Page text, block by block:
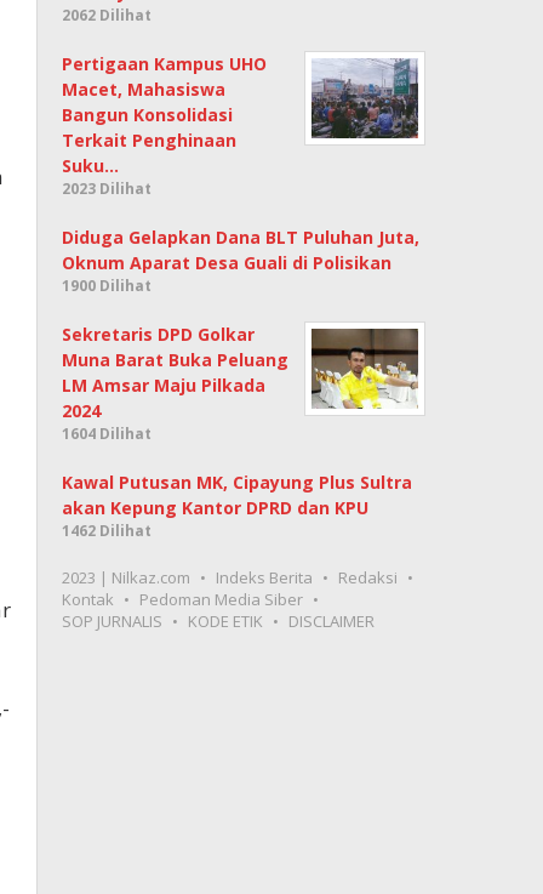
2062 Dilihat
Pertigaan Kampus UHO
Macet, Mahasiswa
Bangun Konsolidasi
Terkait Penghinaan
Suku…
2023 Dilihat
Diduga Gelapkan Dana BLT Puluhan Juta,
Oknum Aparat Desa Guali di Polisikan
1900 Dilihat
Sekretaris DPD Golkar
Muna Barat Buka Peluang
LM Amsar Maju Pilkada
2024
1604 Dilihat
Kawal Putusan MK, Cipayung Plus Sultra
akan Kepung Kantor DPRD dan KPU
1462 Dilihat
2023 | Nilkaz.com Indeks Berita
Redaksi
Kontak
Pedoman Media Siber
SOP JURNALIS
KODE ETIK DISCLAIMER